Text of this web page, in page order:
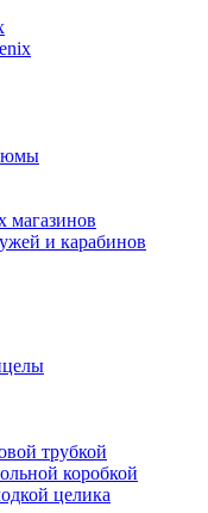
магазинов
и карабинов
трубкой
коробкой
целика